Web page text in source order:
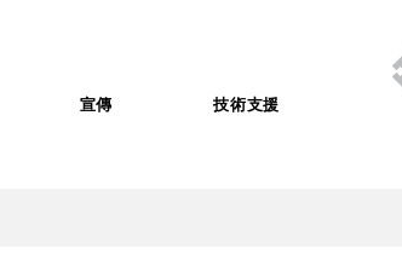
宣傳 技術支援